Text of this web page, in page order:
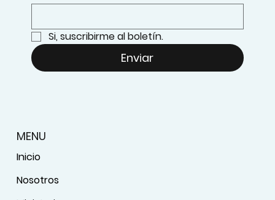
Si, suscribirme al boletín.
Enviar
MENU
Inicio
Nosotros